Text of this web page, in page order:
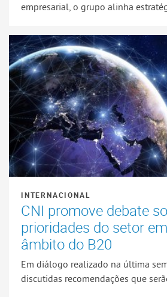
empresarial, o grupo alinha
INTERNACIONAL
CNI promove debate
prioridades do setor
âmbito do B20
Em diálogo realizado na última
discutidas recomendações que